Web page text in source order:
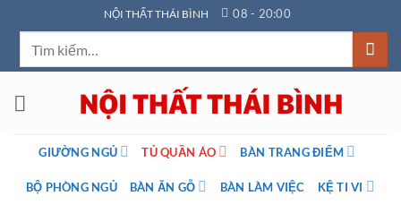
qua
dung
NỘI THẤT THÁI BÌNH 08 - 20:00
GIƯỜNG NGỦ TỦ QUẦN ÁO BÀN TRANG ĐIỂM
BỘ PHÒNG NGỦ BÀN ĂN GỖ BÀN LÀM VIỆC KỆ TI VI